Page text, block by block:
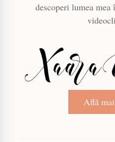
descoperi lumea
Află